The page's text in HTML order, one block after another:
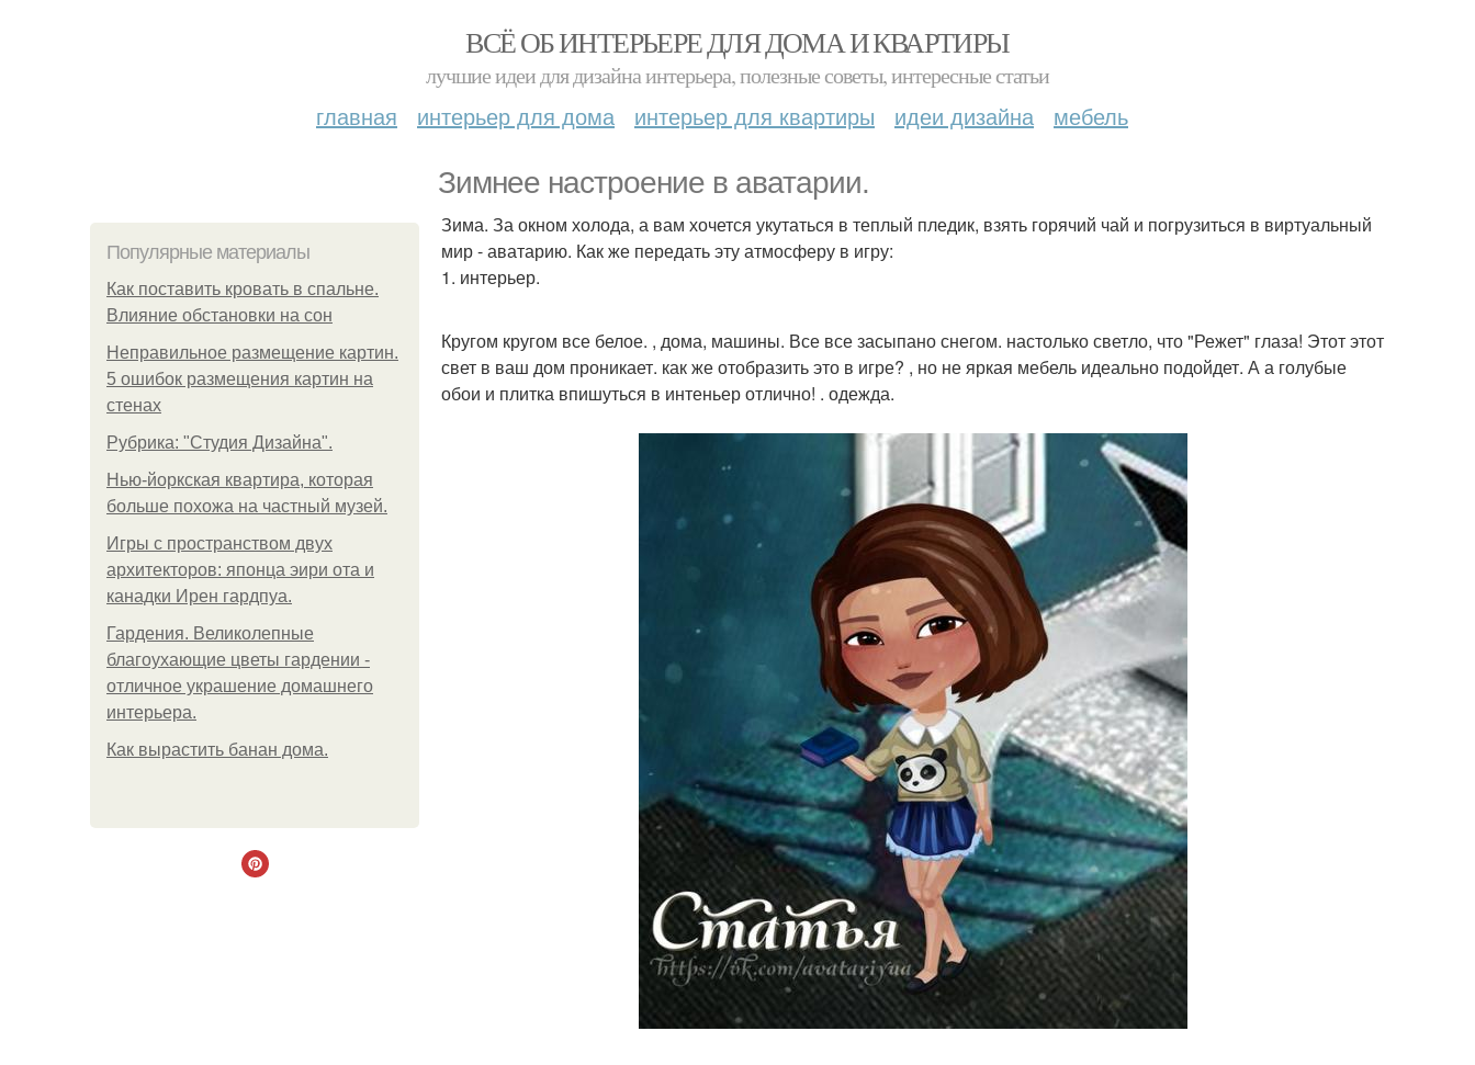
ВСЁ ОБ ИНТЕРЬЕРЕ ДЛЯ ДОМА И КВАРТИРЫ
лучшие идеи для дизайна интерьера, полезные советы, интересные статьи
главная интерьер для дома интерьер для квартиры идеи дизайна мебель
Зимнее настроение в аватарии.
Популярные материалы
Как поставить кровать в спальне.
Влияние обстановки на сон
Неправильное размещение картин.
5 ошибок размещения картин на
стенах
Рубрика: "Студия Дизайна".
Нью-йоркская квартира, которая
больше похожа на частный музей.
Игры с пространством двух
архитекторов: японца эири ота и
канадки Ирен гардпуа.
Гардения. Великолепные
благоухающие цветы гардении -
отличное украшение домашнего
интерьера.
Как вырастить банан дома.
Зима. За окном холода, а вам хочется укутаться в теплый пледик, взять горячий чай и погрузиться в виртуальный
мир - аватарию. Как же передать эту атмосферу в игру:
1. интерьер.
Кругом кругом все белое. , дома, машины. Все все засыпано снегом. настолько светло, что "Режет" глаза! Этот этот
свет в ваш дом проникает. как же отобразить это в игре? , но не яркая мебель идеально подойдет. А а голубые
обои и плитка впишуться в интеньер отлично! . одежда.